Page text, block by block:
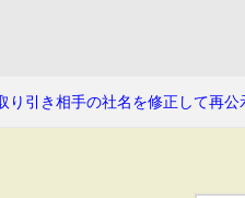
引き相手の社名を修正して再公